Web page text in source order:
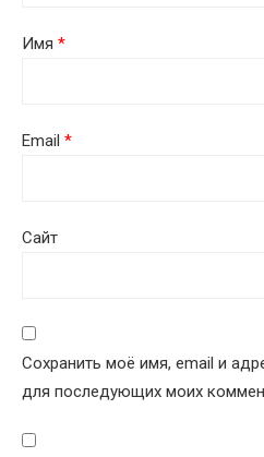
Имя *
Email *
Сайт
Сохранить моё имя, email и
для последующих моих